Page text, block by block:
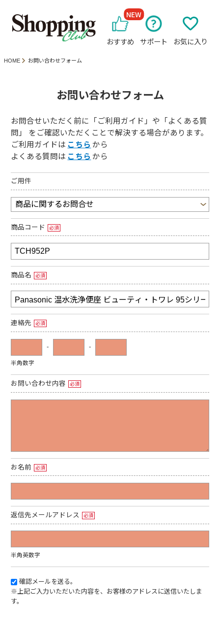
おすすめ
NEW
サポート お気に入り
HOME お問い合わせフォーム
お問い合わせフォーム
お問合せいただく前に「ご利用ガイド」や「よくある質
問」 をご確認いただくことで解決する場合があります。
ご利用ガイドは こちら から
よくある質問は こちら から
ご用件
商品コード 必須
商品名 必須
連絡先 必須
- -
半角数字
お問い合わせ内容 必須
お名前 必須
返信先メールアドレス 必須
半角英数字
確認メールを送る。
※上記ご入力いただいた内容を、お客様のアドレスに送信いたしま
す。